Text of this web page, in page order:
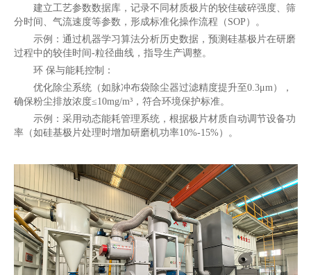
建立工艺参数数据库，记录不同材质极片的较佳破碎强度、筛
分时间、气流速度等参数，形成标准化操作流程（SOP）。
示例：通过机器学习算法分析历史数据，预测硅基极片在研磨
过程中的较佳时间-粒径曲线，指导生产调整。
环 保与能耗控制：
优化除尘系统（如脉冲布袋除尘器过滤精度提升至0.3μm），
确保粉尘排放浓度≤10mg/m³，符合环境保护标准。
示例：采用动态能耗管理系统，根据极片材质自动调节设备功
率（如硅基极片处理时增加研磨机功率10%-15%）。